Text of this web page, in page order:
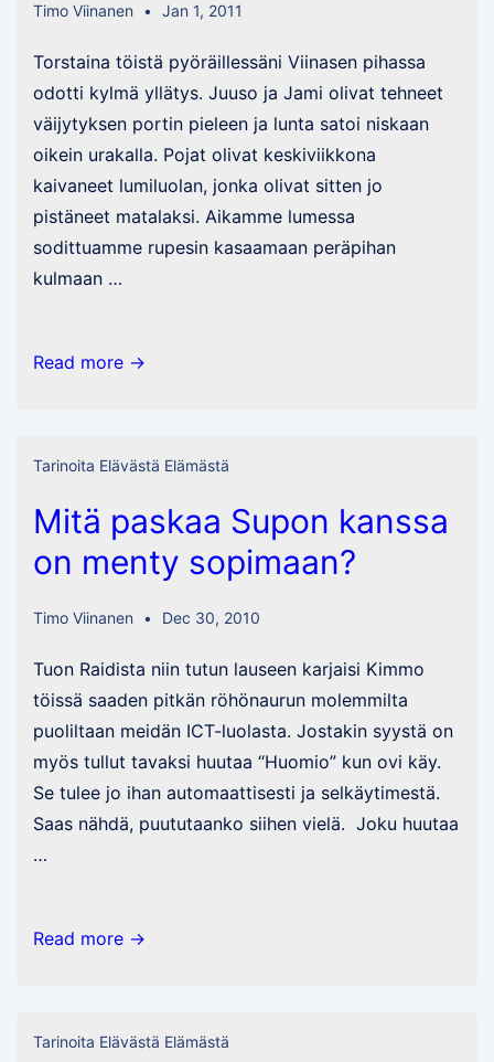
Timo Viinanen Jan 1, 2011
Torstaina töistä pyöräillessäni Viinasen pihassa
odotti kylmä yllätys. Juuso ja Jami olivat tehneet
väijytyksen portin pieleen ja lunta satoi niskaan
oikein urakalla. Pojat olivat keskiviikkona
kaivaneet lumiluolan, jonka olivat sitten jo
pistäneet matalaksi. Aikamme lumessa
sodittuamme rupesin kasaamaan peräpihan
kulmaan …
Insinööritason
insinöörin
tuomaa
Read more →
Tarinoita Elävästä Elämästä
Mitä paskaa Supon kanssa
on menty sopimaan?
Timo Viinanen Dec 30, 2010
Tuon Raidista niin tutun lauseen karjaisi Kimmo
töissä saaden pitkän röhönaurun molemmilta
puoliltaan meidän ICT-luolasta. Jostakin syystä on
myös tullut tavaksi huutaa “Huomio” kun ovi käy.
Se tulee jo ihan automaattisesti ja selkäytimestä.
Saas nähdä, puututaanko siihen vielä. Joku huutaa
…
Mitä
kanssa
Read more →
Tarinoita Elävästä Elämästä